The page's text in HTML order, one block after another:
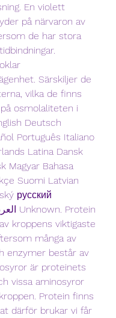
En violett
på närvaron av
de har stora
Särskiljer de
vilka de finns
osmolaliteten i
Deutsch
Português Italiano
Latina Dansk
Magyar Bahasa
Suomi Latvian
русский
kroppens viktigaste
många av
enzymer består av
är proteinets
vissa aminosyror
Protein finns
därför brukar vi får